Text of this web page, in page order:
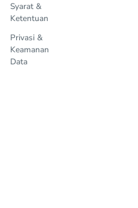
Syarat &
Ketentuan
Privasi &
Keamanan
Data